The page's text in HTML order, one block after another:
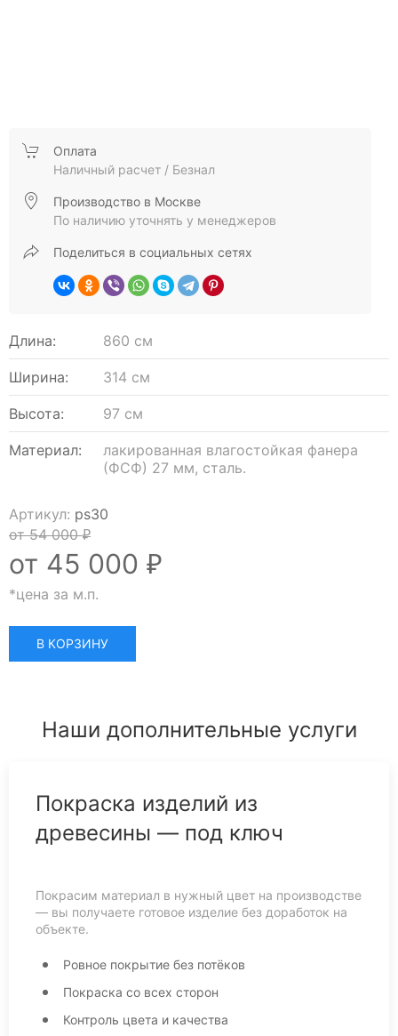
Оплата
Наличный расчет / Безнал
Производство в Москве
По наличию уточнять у менеджеров
Поделиться в социальных сетях
Длина: 860 см
Ширина: 314 см
Высота: 97 см
Материал:
лакированная влагостойкая фанера
(ФСФ) 27 мм, сталь.
Артикул: ps30
от 54 000₽
от 45 000 ₽
*цена за м.п.
В КОРЗИНУ
Наши дополнительные услуги
Покраска изделий из
древесины — под ключ
Покрасим материал в нужный цвет на производстве
— вы получаете готовое изделие без доработок на
объекте.
Ровное покрытие без потёков
Покраска со всех сторон
Контроль цвета и качества